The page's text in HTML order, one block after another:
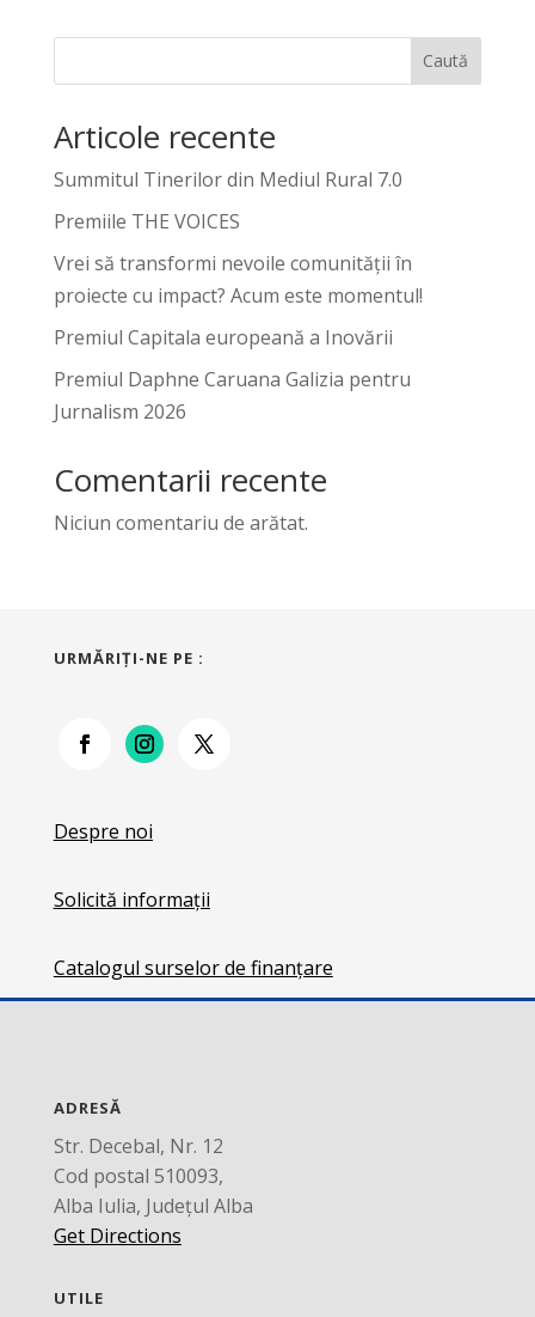
Caută
Articole recente
Summitul Tinerilor din Mediul Rural 7.0
Premiile THE VOICES
Vrei să transformi nevoile comunității în
proiecte cu impact? Acum este momentul!
Premiul Capitala europeană a Inovării
Premiul Daphne Caruana Galizia pentru
Jurnalism 2026
Comentarii recente
Niciun comentariu de arătat.
URMĂRIŢI-NE PE :
Despre noi
Solicită informații
Catalogul surselor de finanțare
ADRESĂ
Str. Decebal, Nr. 12
Cod postal 510093,
Alba Iulia, Județul Alba
Get Directions
UTILE